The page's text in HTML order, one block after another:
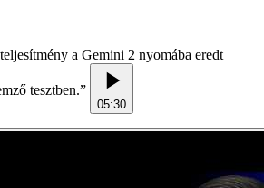
a Gemini 2 nyomába eredt
tesztben.”
05:30